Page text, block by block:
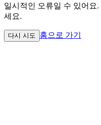
일시적인 오류일 수 있어요.
세요.
다시 시도 홈으로 가기